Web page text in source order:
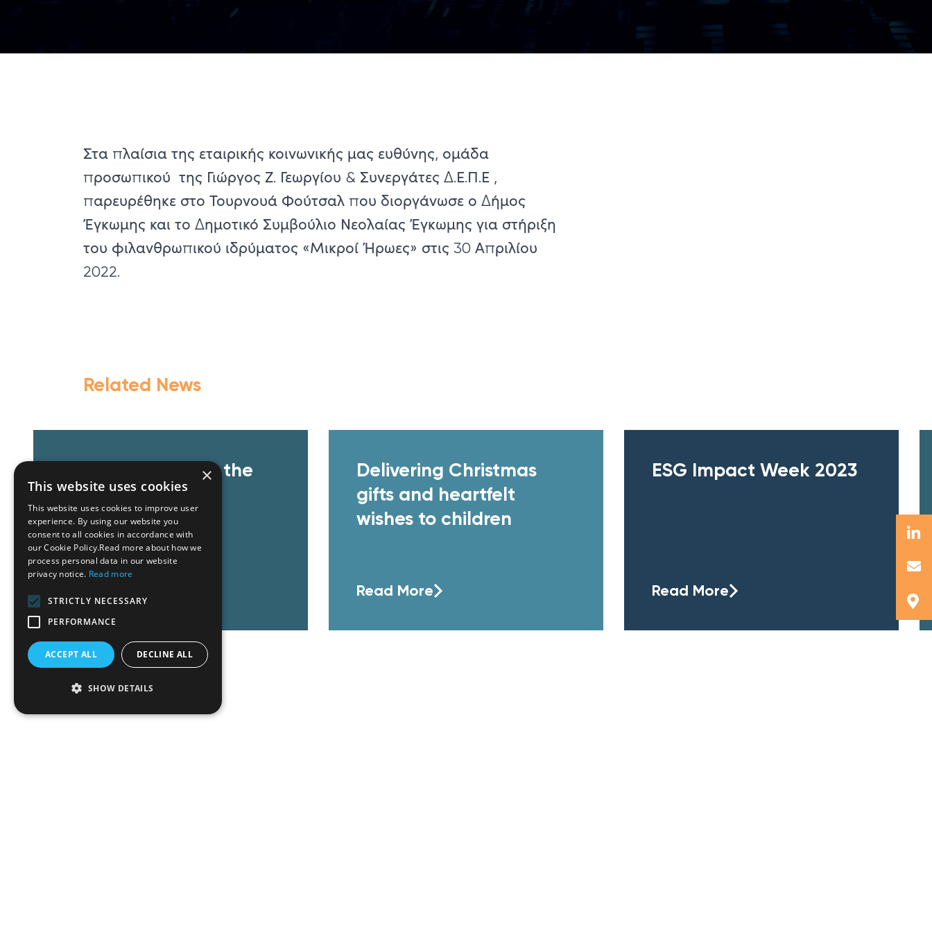
Στα πλαίσια της εταιρικής κοινωνικής μας ευθύνης, ομάδα
προσωπικού της Γιώργος Ζ. Γεωργίου & Συνεργάτες Δ.Ε.Π.Ε ,
παρευρέθηκε στο Τουρνουά Φούτσαλ που διοργάνωσε ο Δήμος
Έγκωμης και το Δημοτικό Συμβούλιο Νεολαίας Έγκωμης για στήριξη
του φιλανθρωπικού ιδρύματος «Μικροί Ήρωες» στις 30 Απριλίου
2022.
Related News
GZG CSR Team at the
Red Cross Cyprus
Delivering Christmas
gifts and heartfelt
wishes to children
Read More
ESG Impact Week 2023
Read More
×
This website uses cookies
This website uses cookies to improve user
experience. By using our website you
consent to all cookies in accordance with
our Cookie Policy.Read more about how we
process personal data in our website
privacy notice. Read more
STRICTLY NECESSARY
PERFORMANCE
ACCEPT ALL DECLINE ALL
SHOW DETAILS